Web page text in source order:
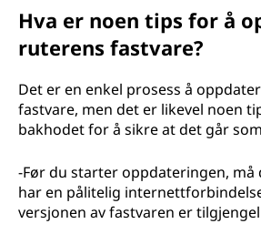
Hva er noen tips for å
ruterens fastvare?
Det er en enkel prosess å
fastvare, men det er likevel noen
bakhodet for å sikre at det går
-Før du starter oppdateringen, må
har en pålitelig
versjonen av fastvaren er